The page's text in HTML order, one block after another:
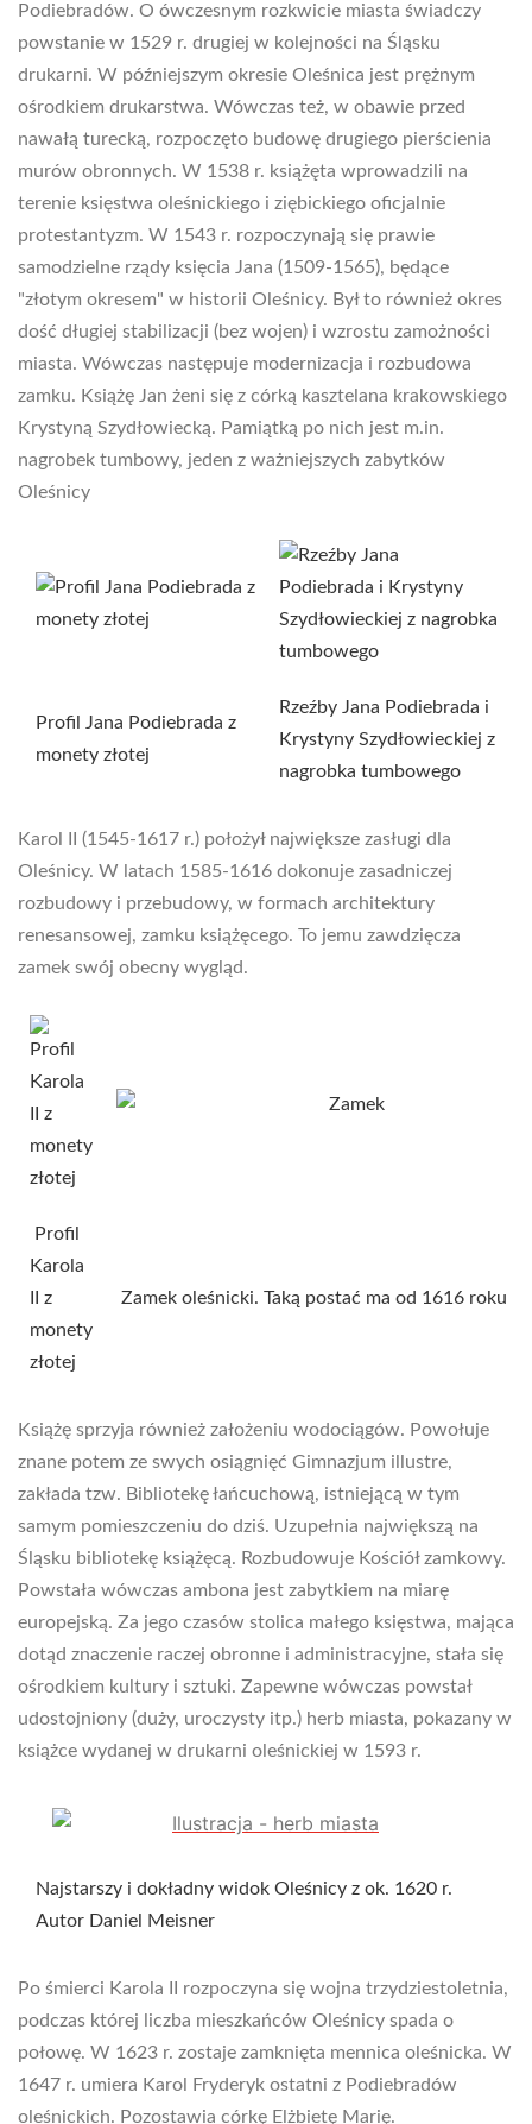
Podiebradów. O ówczesnym rozkwicie miasta świadczy
powstanie w 1529 r. drugiej w kolejności na Śląsku
drukarni. W późniejszym okresie Oleśnica jest prężnym
ośrodkiem drukarstwa. Wówczas też, w obawie przed
nawałą turecką, rozpoczęto budowę drugiego pierścienia
murów obronnych. W 1538 r. książęta wprowadzili na
terenie księstwa oleśnickiego i ziębickiego oficjalnie
protestantyzm. W 1543 r. rozpoczynają się prawie
samodzielne rządy księcia Jana (1509-1565), będące
"złotym okresem" w historii Oleśnicy. Był to również okres
dość długiej stabilizacji (bez wojen) i wzrostu zamożności
miasta. Wówczas następuje modernizacja i rozbudowa
zamku. Książę Jan żeni się z córką kasztelana krakowskiego
Krystyną Szydłowiecką. Pamiątką po nich jest m.in.
nagrobek tumbowy, jeden z ważniejszych zabytków
Oleśnicy
Profil Jana Podiebrada z
monety złotej
Rzeźby Jana Podiebrada i
Krystyny Szydłowieckiej z
nagrobka tumbowego
Karol II (1545-1617 r.) położył największe zasługi dla
Oleśnicy. W latach 1585-1616 dokonuje zasadniczej
rozbudowy i przebudowy, w formach architektury
renesansowej, zamku książęcego. To jemu zawdzięcza
zamek swój obecny wygląd.
Profil
Karola
II z
monety
złotej
Zamek oleśnicki. Taką postać ma od 1616 roku
Książę sprzyja również założeniu wodociągów. Powołuje
znane potem ze swych osiągnięć Gimnazjum illustre,
zakłada tzw. Bibliotekę łańcuchową, istniejącą w tym
samym pomieszczeniu do dziś. Uzupełnia największą na
Śląsku bibliotekę książęcą. Rozbudowuje Kościół zamkowy.
Powstała wówczas ambona jest zabytkiem na miarę
europejską. Za jego czasów stolica małego księstwa, mająca
dotąd znaczenie raczej obronne i administracyjne, stała się
ośrodkiem kultury i sztuki. Zapewne wówczas powstał
udostojniony (duży, uroczysty itp.) herb miasta, pokazany w
książce wydanej w drukarni oleśnickiej w 1593 r.
Najstarszy i dokładny widok Oleśnicy z ok. 1620 r.
Autor Daniel Meisner
Po śmierci Karola II rozpoczyna się wojna trzydziestoletnia,
podczas której liczba mieszkańców Oleśnicy spada o
połowę. W 1623 r. zostaje zamknięta mennica oleśnicka. W
1647 r. umiera Karol Fryderyk ostatni z Podiebradów
oleśnickich. Pozostawia córkę Elżbietę Marię.